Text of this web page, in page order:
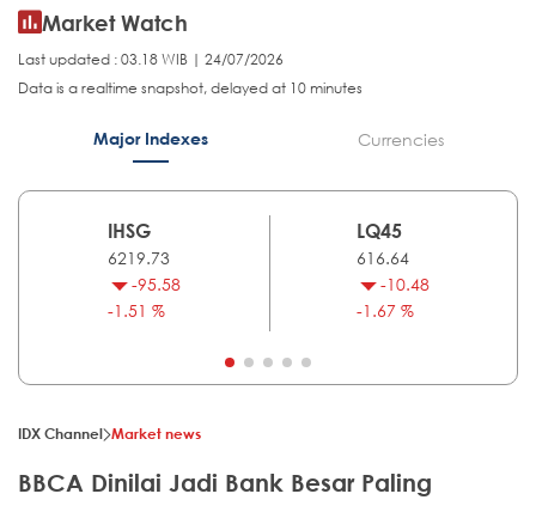
Market Watch
Last updated : 03.18 WIB | 24/07/2026
Data is a realtime snapshot, delayed at 10 minutes
Major Indexes Currencies
IHSG
6219.73
-95.58
-1.51 %
LQ45
616.64
-10.48
-1.67 %
IDX Channel Market news
BBCA Dinilai Jadi Bank Besar Paling